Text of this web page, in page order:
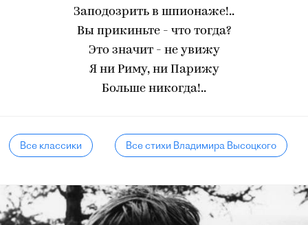
Заподозрить в шпионаже!..
Вы прикиньте - что тогда?
Это значит - не увижу
Я ни Риму, ни Парижу
Больше никогда!..
Все классики Все стихи Владимира Высоцкого